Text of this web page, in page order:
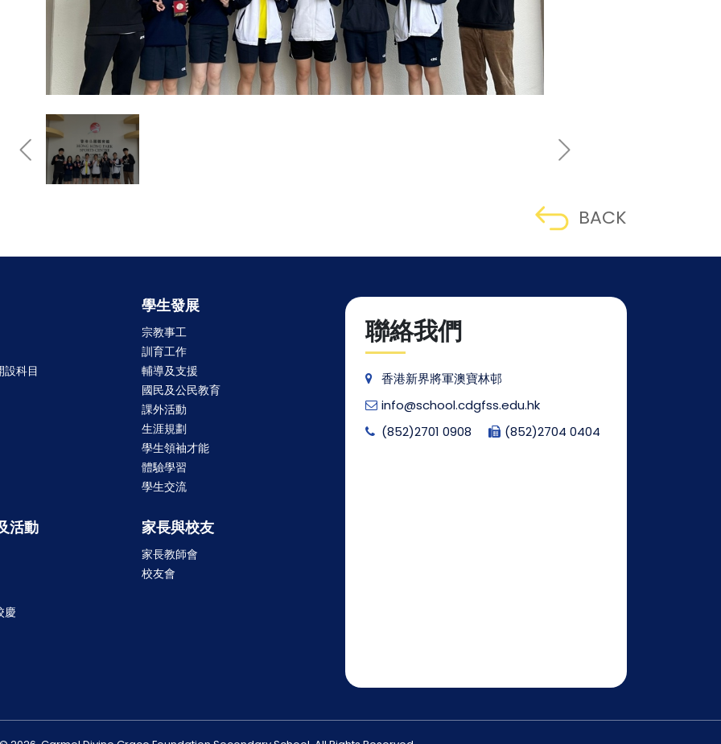
BACK
設科目
學生發展
宗教事工
訓育工作
輔導及支援
國民及公民教育
課外活動
生涯規劃
學生領袖才能
體驗學習
學生交流
活動
慶
家長與校友
家長教師會
校友會
聯絡我們
香港新界將軍澳寶林邨
info@school.cdgfss.edu.hk
(852)2701 0908
(852)2704 0404